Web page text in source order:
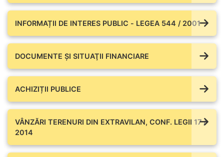
INFORMAȚII DE INTERES PUBLIC - LEGEA 544 / 2001
DOCUMENTE ŞI SITUAŢII FINANCIARE
ACHIZIȚII PUBLICE
VÂNZĂRI TERENURI DIN EXTRAVILAN, CONF. LEGII 17 /
2014